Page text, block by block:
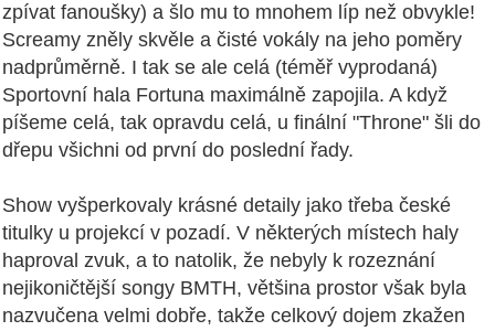
zpívat fanoušky) a šlo mu to mnohem líp než obvykle!
Screamy zněly skvěle a čisté vokály na jeho poměry
nadprůměrně. I tak se ale celá (téměř vyprodaná)
Sportovní hala Fortuna maximálně zapojila. A když
píšeme celá, tak opravdu celá, u finální "Throne" šli do
dřepu všichni od první do poslední řady.
Show vyšperkovaly krásné detaily jako třeba české
titulky u projekcí v pozadí. V některých místech haly
haproval zvuk, a to natolik, že nebyly k rozeznání
nejikoničtější songy BMTH, většina prostor však byla
nazvučena velmi dobře, takže celkový dojem zkažen